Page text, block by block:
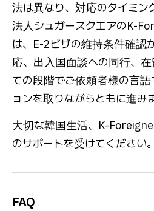
法は異なり、対応のタイミ
法人シュガースクエアのK-
は、E-2ビザの維持条件確認
応、出入国面談への同行、
ての段階でご依頼者様の言
ョンを取りながらともに進み
大切な韓国生活、K-
のサポートを受けてください。
FAQ